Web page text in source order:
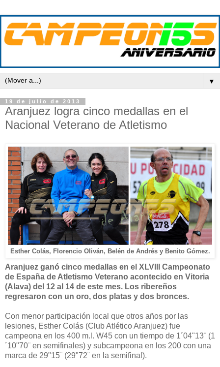
▼
19 de julio de 2013
Aranjuez logra cinco medallas en el
Nacional Veterano de Atletismo
Esther Colás, Florencio Oliván, Belén de Andrés y Benito Gómez.
Aranjuez ganó cinco medallas en el XLVIII Campeonato
de España de Atletismo Veterano acontecido en Vitoria
(Alava) del 12 al 14 de este mes. Los ribereños
regresaron con un oro, dos platas y dos bronces.
Con menor participación local que otros años por las
lesiones, Esther Colás (Club Atlético Aranjuez) fue
campeona en los 400 m.l. W45 con un tiempo de 1´04"13¨ (1
´10"70¨ en semifinales) y subcampeona en los 200 con una
marca de 29"15¨ (29"72¨ en la semifinal).